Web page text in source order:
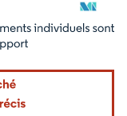
une attribution sous CC BY